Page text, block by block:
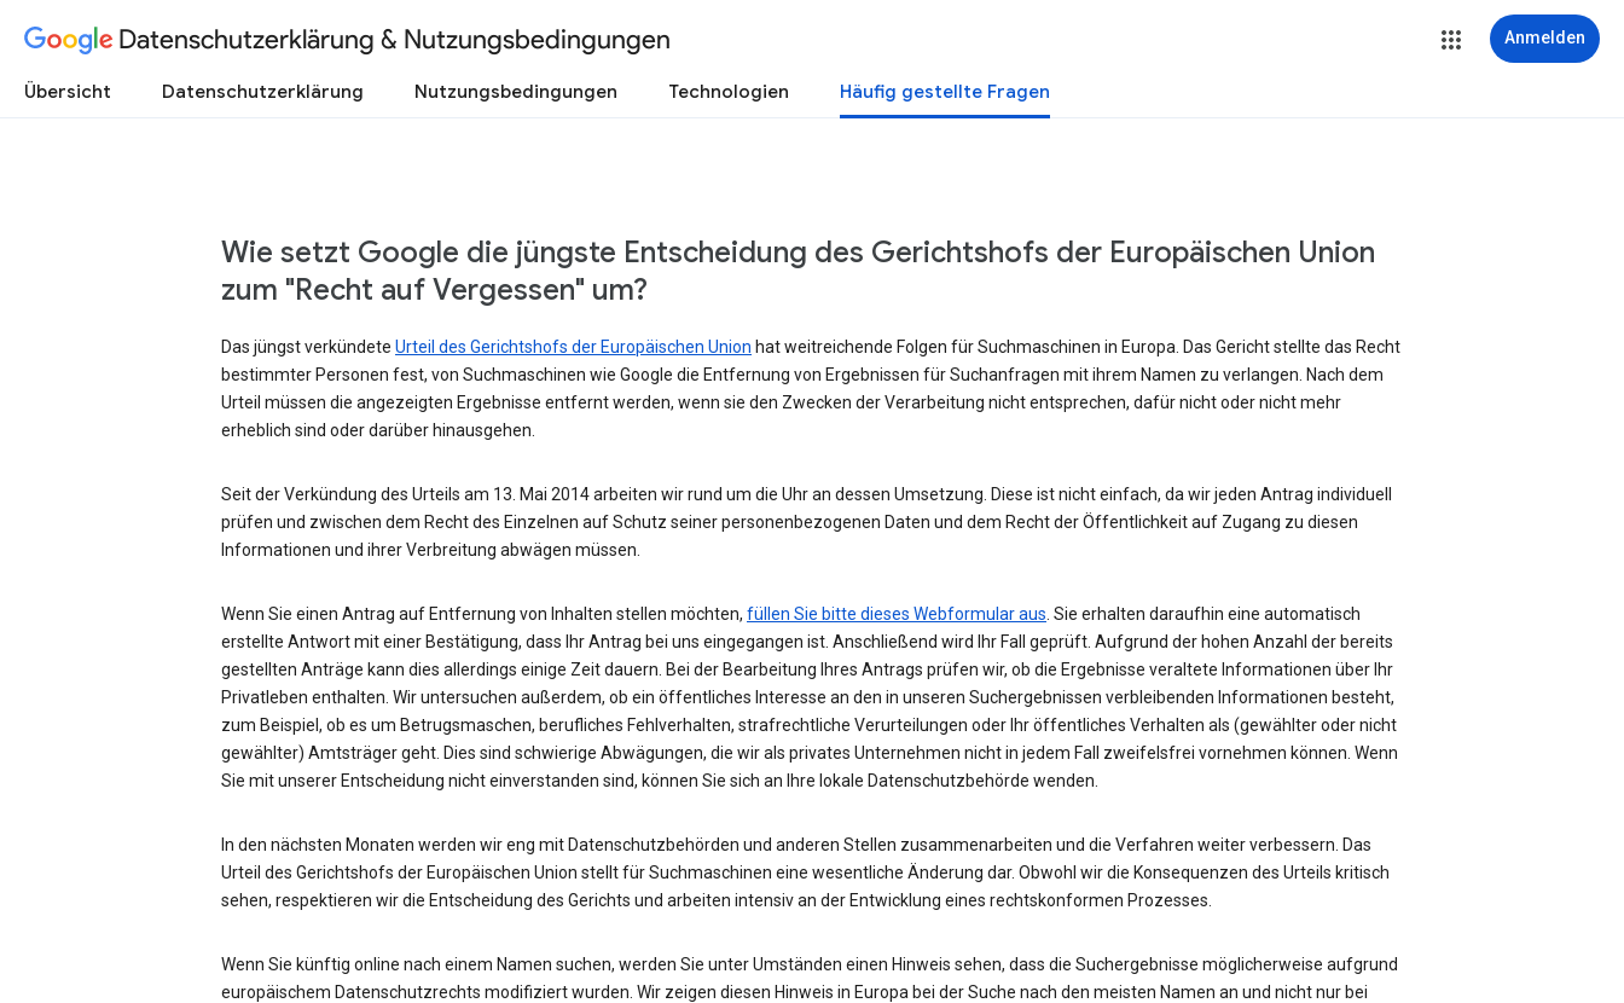
Datenschutzerklärung & Nutzungsbedingungen Anmelden
Übersicht Datenschutzerklärung Nutzungsbedingungen Technologien Häufig gestellte Fragen
Wie setzt Google die jüngste Entscheidung des Gerichtshofs der Europäischen Union
zum "Recht auf Vergessen" um?
Das jüngst verkündete Urteil des Gerichtshofs der Europäischen Union hat weitreichende Folgen für Suchmaschinen in Europa. Das Gericht stellte das Recht
bestimmter Personen fest, von Suchmaschinen wie Google die Entfernung von Ergebnissen für Suchanfragen mit ihrem Namen zu verlangen. Nach dem
Urteil müssen die angezeigten Ergebnisse entfernt werden, wenn sie den Zwecken der Verarbeitung nicht entsprechen, dafür nicht oder nicht mehr
erheblich sind oder darüber hinausgehen.
Seit der Verkündung des Urteils am 13. Mai 2014 arbeiten wir rund um die Uhr an dessen Umsetzung. Diese ist nicht einfach, da wir jeden Antrag individuell
prüfen und zwischen dem Recht des Einzelnen auf Schutz seiner personenbezogenen Daten und dem Recht der Öffentlichkeit auf Zugang zu diesen
Informationen und ihrer Verbreitung abwägen müssen.
Wenn Sie einen Antrag auf Entfernung von Inhalten stellen möchten, füllen Sie bitte dieses Webformular aus . Sie erhalten daraufhin eine automatisch
erstellte Antwort mit einer Bestätigung, dass Ihr Antrag bei uns eingegangen ist. Anschließend wird Ihr Fall geprüft. Aufgrund der hohen Anzahl der bereits
gestellten Anträge kann dies allerdings einige Zeit dauern. Bei der Bearbeitung Ihres Antrags prüfen wir, ob die Ergebnisse veraltete Informationen über Ihr
Privatleben enthalten. Wir untersuchen außerdem, ob ein öffentliches Interesse an den in unseren Suchergebnissen verbleibenden Informationen besteht,
zum Beispiel, ob es um Betrugsmaschen, berufliches Fehlverhalten, strafrechtliche Verurteilungen oder Ihr öffentliches Verhalten als (gewählter oder nicht
gewählter) Amtsträger geht. Dies sind schwierige Abwägungen, die wir als privates Unternehmen nicht in jedem Fall zweifelsfrei vornehmen können. Wenn
Sie mit unserer Entscheidung nicht einverstanden sind, können Sie sich an Ihre lokale Datenschutzbehörde wenden.
In den nächsten Monaten werden wir eng mit Datenschutzbehörden und anderen Stellen zusammenarbeiten und die Verfahren weiter verbessern. Das
Urteil des Gerichtshofs der Europäischen Union stellt für Suchmaschinen eine wesentliche Änderung dar. Obwohl wir die Konsequenzen des Urteils kritisch
sehen, respektieren wir die Entscheidung des Gerichts und arbeiten intensiv an der Entwicklung eines rechtskonformen Prozesses.
Wenn Sie künftig online nach einem Namen suchen, werden Sie unter Umständen einen Hinweis sehen, dass die Suchergebnisse möglicherweise aufgrund
europäischem Datenschutzrechts modifiziert wurden. Wir zeigen diesen Hinweis in Europa bei der Suche nach den meisten Namen an und nicht nur bei